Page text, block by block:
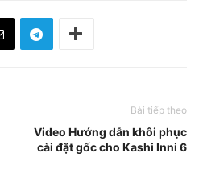
Bài tiếp theo
Video Hướng dẫn khôi phục
cài đặt gốc cho Kashi Inni 6